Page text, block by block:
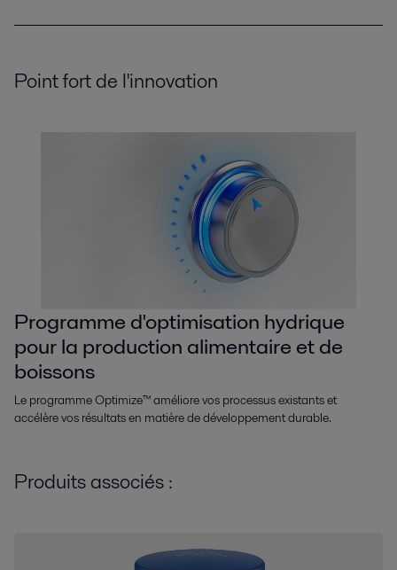
Point fort de l'innovation
Programme d'optimisation hydrique
pour la production alimentaire et de
boissons
Le programme Optimize™ améliore vos processus existants et
accélère vos résultats en matière de développement durable.
Produits associés :